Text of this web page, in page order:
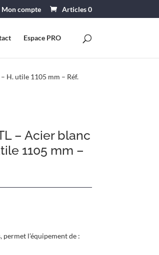
Mon compte Articles 0
Espace PRO
H. utile 1105 mm – Réf.
– Acier blanc
1105 mm –
permet l’équipement de :